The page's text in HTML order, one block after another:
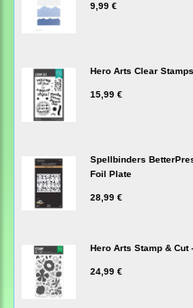
9,99 €
Hero Arts Clear
15,99 €
Spellbinders
Foil Plate
28,99 €
Hero Arts Stamp & Cut
24,99 €